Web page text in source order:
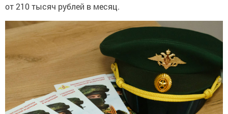
от 210 тысяч рублей в месяц.